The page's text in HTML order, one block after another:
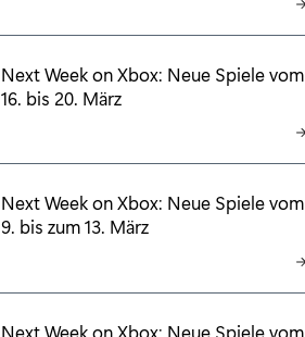
Next Week on Xbox: Neue Spiele vom
16. bis 20. März
Next Week on Xbox: Neue Spiele vom
9. bis zum 13. März
Next Week on Xbox: Neue Spiele vom